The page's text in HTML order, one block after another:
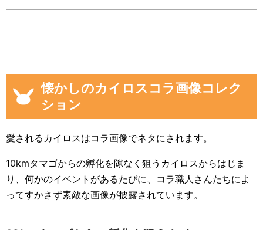
懐かしのカイロスコラ画像コレク
ション
愛されるカイロスはコラ画像でネタにされます。
10kmタマゴからの孵化を隙なく狙うカイロスからはじま
り、何かのイベントがあるたびに、コラ職人さんたちによ
ってすかさず素敵な画像が披露されています。